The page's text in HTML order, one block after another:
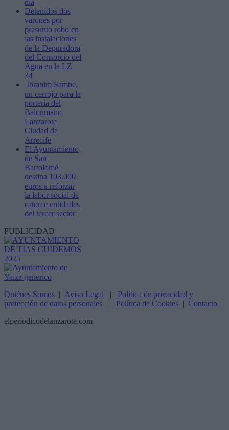
día
Detenidos dos
varones por
presunto robo en
las instalaciones
de la Depuradora
del Consorcio del
Agua en la LZ
34
Ibrahim Sambe,
un cerrojo para la
portería del
Balonmano
Lanzarote
Ciudad de
Arrecife
El Ayuntamiento
de San
Bartolomé
destina 103.000
euros a reforzar
la labor social de
catorce entidades
del tercer sector
PUBLICIDAD
Quiénes Somos | Aviso Legal | Política de privacidad y
protección de datos personales | Política de Cookies | Contacto
elperiodicodelanzarote.com